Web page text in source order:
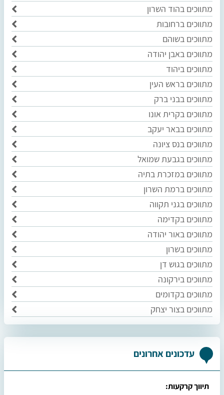
מתווכים בהוד השרון
מתווכים ברחובות
מתווכים בשוהם
מתווכים באבן יהודה
מתווכים ביהוד
מתווכים בראש העין
מתווכים בבני ברק
מתווכים בקרית אונו
מתווכים בבאר יעקב
מתווכים בנס ציונה
מתווכים בגבעת שמואל
מתווכים במזכרת בתיה
מתווכים ברמת השרון
מתווכים בגני תקווה
מתווכים בקדימה
מתווכים באור יהודה
מתווכים בשרון
מתווכים בגוש דן
מתווכים בירקונה
מתווכים בקדומים
מתווכים בצור יצחק
עדכונים אחרונים
תיווך קרקעות: